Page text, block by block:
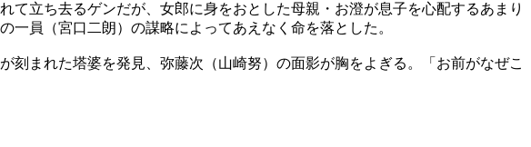
立ち去るゲンだが、女郎に身をおとした母親・お澄が息子を心配するあまり
員（宮口二朗）の謀略によってあえなく命を落とした。
刻まれた塔婆を発見、弥藤次（山崎努）の面影が胸をよぎる。「お前がなぜこ